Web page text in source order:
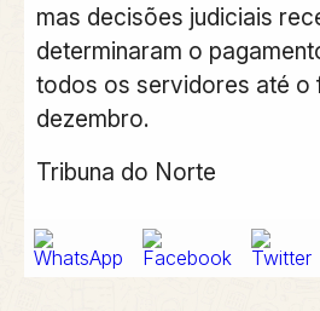
mas decisões judiciais
determinaram o
todos os servidores até o
dezembro.
Tribuna do Norte